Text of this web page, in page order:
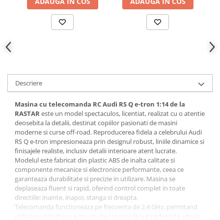
Descriere
Masina cu telecomanda RC Audi RS Q e-tron 1:14 de la
RASTAReste un model spectaculos, licentiat, realizat cu o atentie
deosebita la detalii, destinat copiilor pasionati de masini
moderne si curse off-road. Reproducerea fidela a celebrului Audi
RS Q e-tron impresioneaza prin designul robust, liniile dinamice si
finisajele realiste, inclusiv detalii interioare atent lucrate.
Modelul este fabricat din plastic ABS de inalta calitate si
componente mecanice si electronice performante, ceea ce
garanteaza durabilitate si precizie in utilizare. Masina se
deplaseaza fluent si rapid, oferind control complet in toate
directiile: inainte, inapoi, stanga si dreapta.
Telecomanda functioneaza pe frecventa de 2.4 GHz, permitand